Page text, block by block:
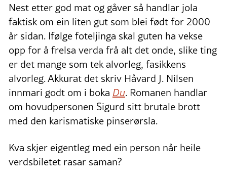
Nest etter god mat og gåver så handlar jola
faktisk om ein liten gut som blei født for 2000
år sidan. Ifølge foteljinga skal guten ha vekse
opp for å frelsa verda frå alt det onde, slike ting
er det mange som tek alvorleg, fasikkens
alvorleg. Akkurat det skriv Håvard J. Nilsen
innmari godt om i boka Du. Romanen handlar
om hovudpersonen Sigurd sitt brutale brott
med den karismatiske pinserørsla.
Kva skjer eigentleg med ein person når heile
verdsbiletet rasar saman?